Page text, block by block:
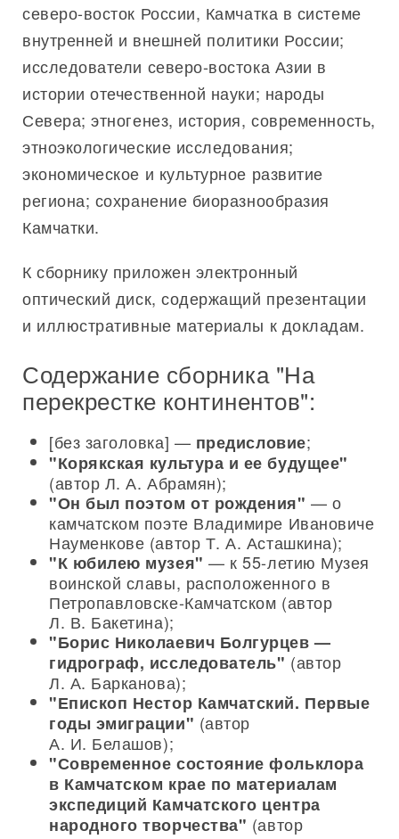
северо-восток России, Камчатка в системе
внутренней и внешней политики России;
исследователи северо-востока Азии в
истории отечественной науки; народы
Севера; этногенез, история, современность,
этноэкологические исследования;
экономическое и культурное развитие
региона; сохранение биоразнообразия
Камчатки.
К сборнику приложен электронный
оптический диск, содержащий презентации
и иллюстративные материалы к докладам.
Содержание сборника "На
перекрестке континентов":
[без заголовка] — предисловие;
"Корякская культура и ее будущее"
(автор Л. А. Абрамян);
"Он был поэтом от рождения" — о
камчатском поэте Владимире Ивановиче
Науменкове (автор Т. А. Асташкина);
"К юбилею музея" — к 55-летию Музея
воинской славы, расположенного в
Петропавловске-Камчатском (автор
Л. В. Бакетина);
"Борис Николаевич Болгурцев —
гидрограф, исследователь" (автор
Л. А. Барканова);
"Епископ Нестор Камчатский. Первые
годы эмиграции" (автор
А. И. Белашов);
"Современное состояние фольклора
в Камчатском крае по материалам
экспедиций Камчатского центра
народного творчества" (автор